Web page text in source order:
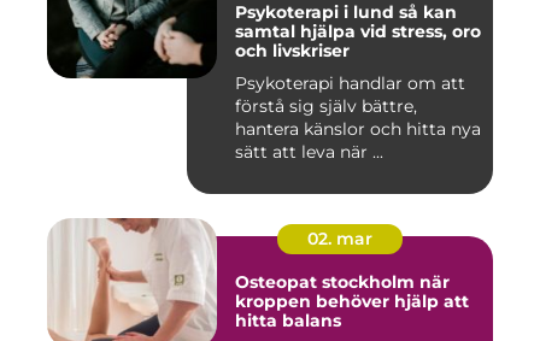
Psykoterapi i lund så kan
samtal hjälpa vid stress, oro
och livskriser
Psykoterapi handlar om att
förstå sig själv bättre,
hantera känslor och hitta nya
sätt att leva när ...
02. mar
Osteopat stockholm när
kroppen behöver hjälp att
hitta balans